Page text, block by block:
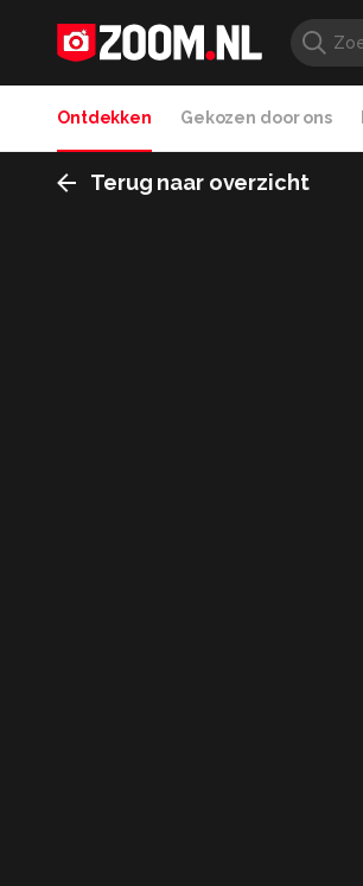
Ontdekken Gekozen door ons
Terug naar overzicht